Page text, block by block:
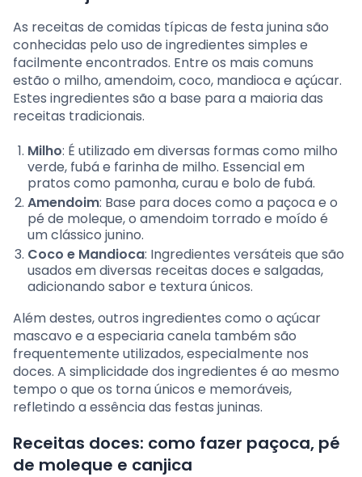
As receitas de comidas típicas de festa junina são
conhecidas pelo uso de ingredientes simples e
facilmente encontrados. Entre os mais comuns
estão o milho, amendoim, coco, mandioca e açúcar.
Estes ingredientes são a base para a maioria das
receitas tradicionais.
Milho: É utilizado em diversas formas como milho
verde, fubá e farinha de milho. Essencial em
pratos como pamonha, curau e bolo de fubá.
Amendoim: Base para doces como a paçoca e o
pé de moleque, o amendoim torrado e moído é
um clássico junino.
Coco e Mandioca: Ingredientes versáteis que são
usados em diversas receitas doces e salgadas,
adicionando sabor e textura únicos.
Além destes, outros ingredientes como o açúcar
mascavo e a especiaria canela também são
frequentemente utilizados, especialmente nos
doces. A simplicidade dos ingredientes é ao mesmo
tempo o que os torna únicos e memoráveis,
refletindo a essência das festas juninas.
Receitas doces: como fazer paçoca, pé
de moleque e canjica